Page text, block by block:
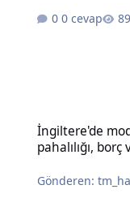
0 cevap
İngiltere'de
pahalılığı,
Gönderen: